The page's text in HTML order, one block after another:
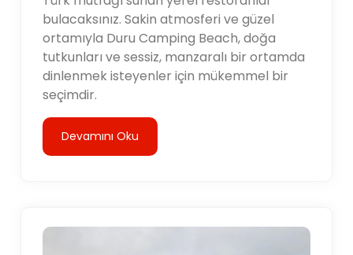
bulacaksınız. Sakin atmosferi ve güzel
ortamıyla Duru Camping Beach, doğa
tutkunları ve sessiz, manzaralı bir ortamda
dinlenmek isteyenler için mükemmel bir
seçimdir.
Devamını Oku